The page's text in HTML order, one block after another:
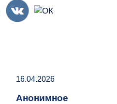
16.04.2026
Анонимное